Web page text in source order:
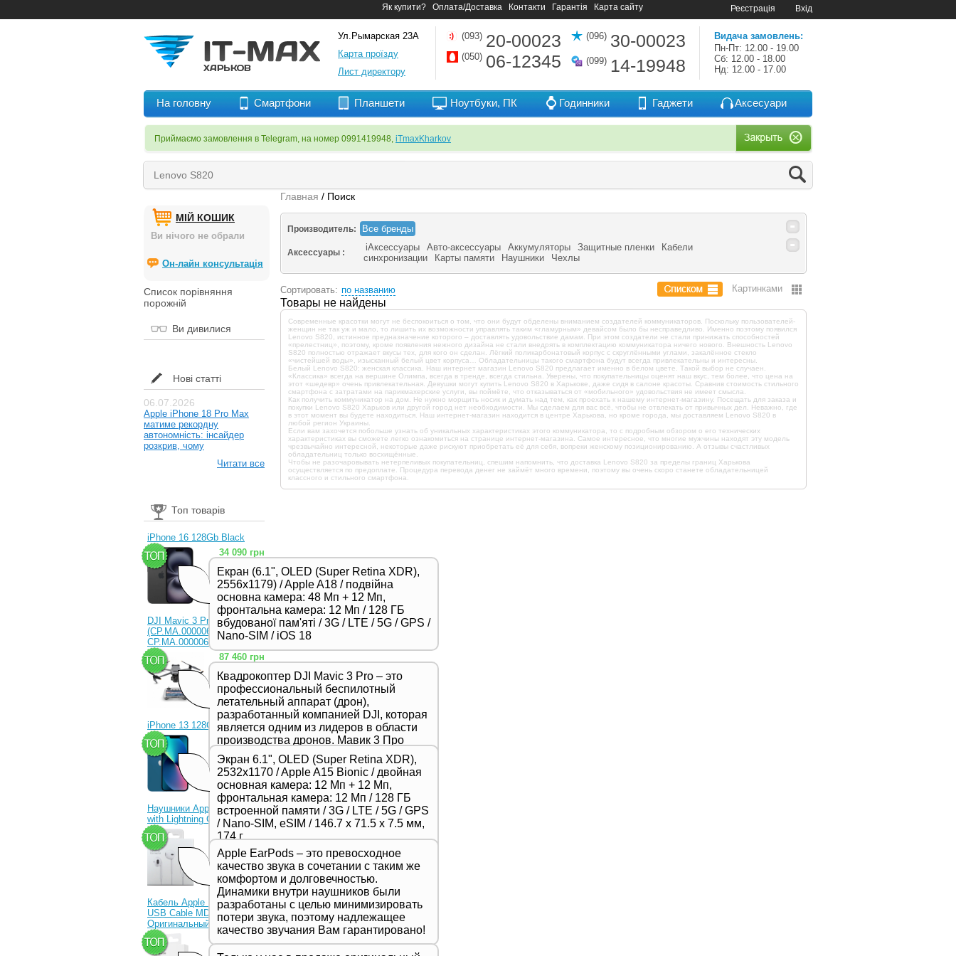
Як купити? Оплата/Доставка Контакти Гарантія Карта сайту Реєстрація Вхід
Ул.Рымарская 23А
Карта проїзду
Лист директору
(093) 20-00023
(050) 06-12345
(096) 30-00023
(099) 14-19948
Видача замовлень:
Пн-Пт: 12.00 - 19.00
Сб: 12.00 - 18.00
Нд: 12.00 - 17.00
На головну Смартфони Планшети Ноутбуки, ПК Годинники Гаджети Аксесуари
Приймаємо замовлення в Telegram, на номер 0991419948, iTmaxKharkov
МІЙ КОШИК
Ви нічого не обрали
Он-лайн консультація
Список порівняння
порожній
Ви дивилися
Нові статті
06.07.2026
Apple iPhone 18 Pro Max
матиме рекордну
автономність: інсайдер
розкрив, чому
Читати все
Топ товарів
iPhone 16 128Gb Black
Екран (6.1", OLED (Super Retina XDR),
2556x1179) / Apple A18 / подвійна
основна камера: 48 Мп + 12 Мп,
фронтальна камера: 12 Мп / 128 ГБ
вбудованої пам'яті / 3G / LTE / 5G / GPS /
Nano-SIM / iOS 18
34 090 грн
DJI Mavic 3 Pro (RC)
(CP.MA.00000654.01,
CP.MA.00000656.01)
Квадрокоптер DJI Mavic 3 Pro – это
профессиональный беспилотный
летательный аппарат (дрон),
разработанный компанией DJI, которая
является одним из лидеров в области
производства дронов. Мавик 3 Про
представляет собой новейшую модель
в серии Mavic и отличается высоким
качеством съемки, продвинутыми
функциями и улучшенной
производительностью,
предназначенной для
профессиональных фотографов и
видеооператоров.
87 460 грн
iPhone 13 128Gb Blue
Экран 6.1", OLED (Super Retina XDR),
2532x1170 / Apple A15 Bionic / двойная
основная камера: 12 Мп + 12 Мп,
фронтальная камера: 12 Мп / 128 ГБ
встроенной памяти / 3G / LTE / 5G / GPS
/ Nano-SIM, eSIM / 146.7 х 71.5 х 7.5 мм,
174 г
23 330 грн
Наушники Apple EarPods
with Lightning Connector
Apple EarPods – это превосходное
качество звука в сочетании с таким же
комфортом и долговечностью.
Динамики внутри наушников были
разработаны с целью минимизировать
потери звука, поэтому надлежащее
качество звучания Вам гарантировано!
1 350 грн
Кабель Apple Lightning to
USB Cable MD818ZM
Оригинальный!
Главная / Поиск
Производитель: Все бренды
Аксессуары : iАксессуары Авто-аксессуары Аккумуляторы Защитные пленки
Кабели
синхронизации
Карты памяти Наушники Чехлы
Сортировать: по названию
Товары не найдены
Современные красотки могут не беспокоиться о том, что они будут обделены вниманием создателей коммуникаторов. Поскольку пользователей-
женщин не так уж и мало, то лишить их возможности управлять таким «гламурным» девайсом было бы несправедливо. Именно поэтому появился
Lenovo S820, истинное предназначение которого – доставлять удовольствие дамам. При этом создатели не стали принижать способностей
«прелестниц», поэтому, кроме появления нежного дизайна не стали внедрять в комплектацию коммуникатора ничего нового. Внешность Lenovo
S820 полностью отражает вкусы тех, для кого он сделан. Лёгкий поликарбонатовый корпус с скруглёнными углами, закалённое стекло
«чистейшей воды», изысканный белый цвет корпуса… Обладательницы такого смартфона будут всегда привлекательны и интересны.
Белый Lenovo S820: женская классика. Наш интернет магазин Lenovo S820 предлагает именно в белом цвете. Такой выбор не случаен.
«Классика» всегда на вершине Олимпа, всегда в тренде, всегда стильна. Уверены, что покупательницы оценят наш вкус, тем более, что цена на
этот «шедевр» очень привлекательная. Девушки могут купить Lenovo S820 в Харькове, даже сидя в салоне красоты. Сравнив стоимость стильного
смартфона с затратами на парикмахерские услуги, вы поймёте, что отказываться от «мобильного» удовольствия не имеет смысла.
Как получить коммуникатор на дом. Не нужно морщить носик и думать над тем, как проехать к нашему интернет-магазину. Посещать для заказа и
покупки Lenovo S820 Харьков или другой город нет необходимости. Мы сделаем для вас всё, чтобы не отвлекать от привычных дел. Неважно, где
в этот момент вы будете находиться. Наш интернет-магазин находится в центре Харькова, но кроме города, мы доставляем Lenovo S820 в
любой регион Украины.
Если вам захочется побольше узнать об уникальных характеристиках этого коммуникатора, то с подробным обзором о его технических
характеристиках вы сможете легко ознакомиться на странице интернет-магазина. Самое интересное, что многие мужчины находят эту модель
чрезвычайно интересной, некоторые даже рискуют приобретать её для себя, вопреки женскому позиционированию. А отзывы счастливых
обладательниц только восхищённые.
Чтобы не разочаровывать нетерпеливых покупательниц, спешим напомнить, что доставка Lenovo S820 за пределы границ Харькова
осуществляется по предоплате. Процедура перевода денег не займёт много времени, поэтому вы очень скоро станете обладательницей
классного и стильного смартфона.